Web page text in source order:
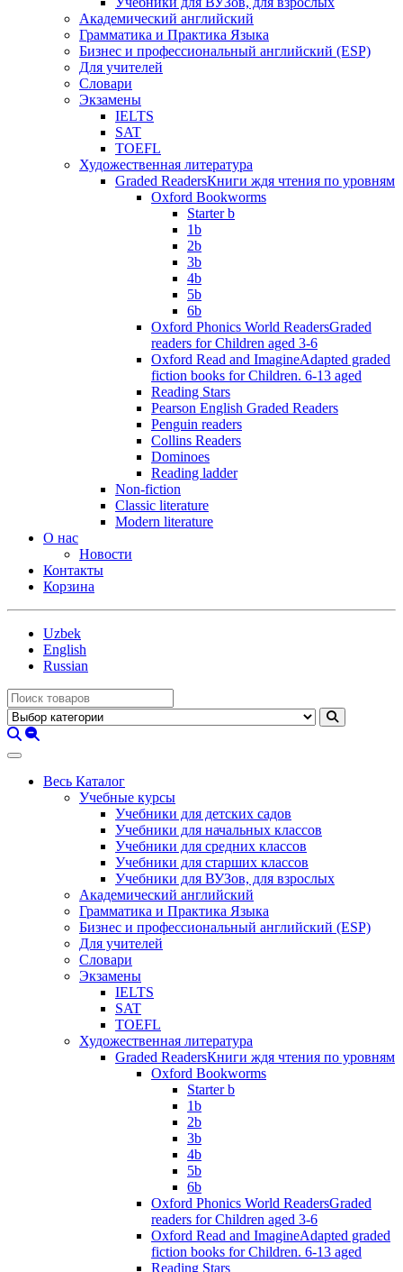
Академический английский
Грамматика и Практика Языка
Бизнес и профессиональный английский (ESP)
Для учителей
Словари
Экзамены
IELTS
SAT
TOEFL
Художественная литература
Graded ReadersКниги ждя чтения по уровням
Oxford Bookworms
Starter b
1b
2b
3b
4b
5b
6b
Oxford Phonics World ReadersGraded
readers for Children aged 3-6
Oxford Read and ImagineAdapted graded
fiction books for Children. 6-13 aged
Reading Stars
Pearson English Graded Readers
Penguin readers
Collins Readers
Dominoes
Reading ladder
Non-fiction
Classic literature
Modern literature
О нас
Новости
Контакты
Корзина
Uzbek
English
Russian
Весь Каталог
Учебные курсы
Учебники для детских садов
Учебники для начальных классов
Учебники для средних классов
Учебники для старших классов
Учебники для ВУЗов, для взрослых
Академический английский
Грамматика и Практика Языка
Бизнес и профессиональный английский (ESP)
Для учителей
Словари
Экзамены
IELTS
SAT
TOEFL
Художественная литература
Graded ReadersКниги ждя чтения по уровням
Oxford Bookworms
Starter b
1b
2b
3b
4b
5b
6b
Oxford Phonics World ReadersGraded
readers for Children aged 3-6
Oxford Read and ImagineAdapted graded
fiction books for Children. 6-13 aged
Reading Stars